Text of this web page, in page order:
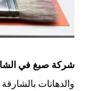
شركة صبغ في
والدهانات